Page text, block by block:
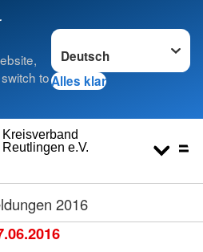
to
Sprache wechseln zu
Alles klar
Reutlingen e.V.
Kreisverband
2016